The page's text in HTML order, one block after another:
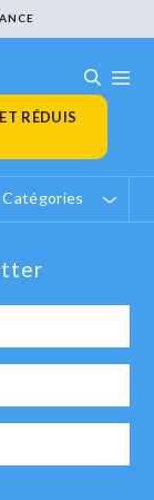
RÉDUIS
Catégories